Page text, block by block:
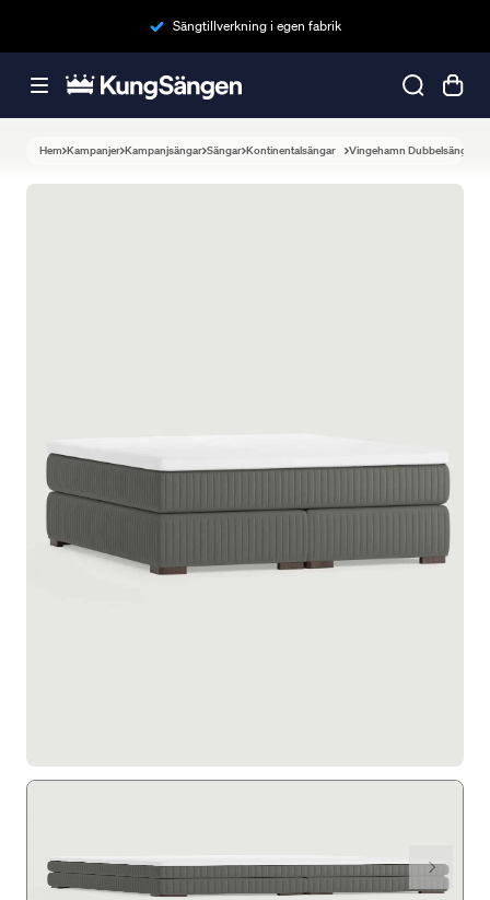
Sängtillverkning i egen fabrik
Hem Kampanjer Kampanjsängar Sängar Kontinentalsängar Vingehamn Dubbelsäng